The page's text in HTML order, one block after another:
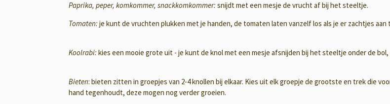
Paprika, peper, komkommer, snackkomkommer: snijdt met een mesje de vrucht af bij het steeltje.
Tomaten: je kunt de vruchten plukken met je handen, de tomaten laten vanzelf los als je er zachtjes aan
Koolrabi: kies een mooie grote uit - je kunt de knol met een mesje afsnijden bij het steeltje onder de
Bieten: bieten zitten in groepjes van 2-4 knollen bij elkaar. Kies uit elk groepje de grootste en trek die
hand tegenhoudt, deze mogen nog verder groeien.